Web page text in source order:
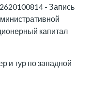
- Запись
капитал
и тур по западной